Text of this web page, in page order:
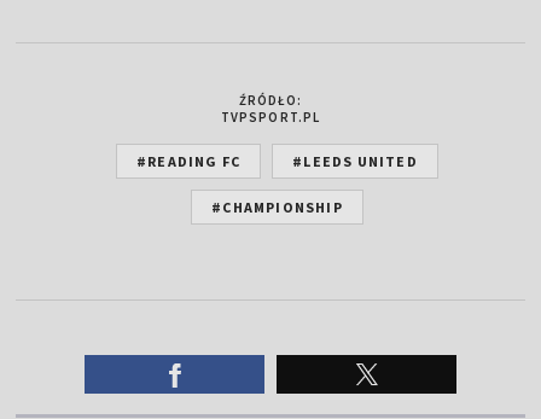
ŹRÓDŁO:
TVPSPORT.PL
#READING FC #LEEDS UNITED
#CHAMPIONSHIP